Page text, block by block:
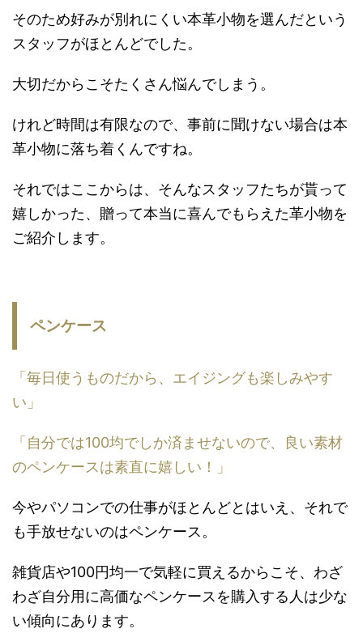
そのため好みが別れにくい本革小物を選んだという
スタッフがほとんどでした。
大切だからこそたくさん悩んでしまう。
けれど時間は有限なので、事前に聞けない場合は本
革小物に落ち着くんですね。
それではここからは、そんなスタッフたちが貰って
嬉しかった、贈って本当に喜んでもらえた革小物を
ご紹介します。
ペンケース
「毎日使うものだから、エイジングも楽しみやす
い」
「自分では100均でしか済ませないので、良い素材
のペンケースは素直に嬉しい！」
今やパソコンでの仕事がほとんどとはいえ、それで
も手放せないのはペンケース。
雑貨店や100円均一で気軽に買えるからこそ、わざ
わざ自分用に高価なペンケースを購入する人は少な
い傾向にあります。